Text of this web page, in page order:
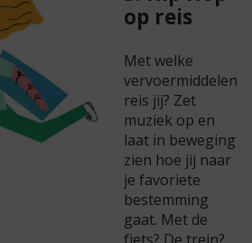
op reis
Met welke
vervoermiddelen
reis jij? Zet
muziek op en
laat in beweging
zien hoe jij naar
je favoriete
bestemming
gaat. Met de
fiets? De trein?